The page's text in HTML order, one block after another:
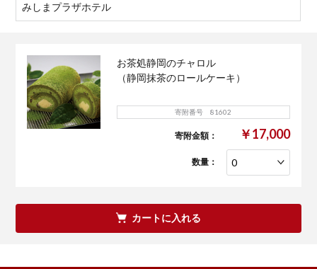
みしまプラザホテル
お茶処静岡のチャロル
（静岡抹茶のロールケーキ）
寄附番号 81602
寄附金額： ￥17,000
数量：
カートに入れる